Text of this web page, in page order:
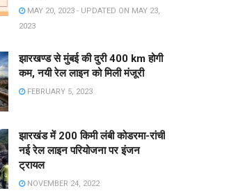
MAY 20, 2023 - UPDATED ON MAY 23,
2023
झारखण्ड से मुंबई की दुरी 400 km होगी
कम, नयी रेल लाइन को मिली मंजूरी
FEBRUARY 5, 2023
झारखंड में 200 किमी लंबी कोडरमा-रांची
नई रेल लाइन परियोजना पर इंजन
ट्रायल
NOVEMBER 24, 2022